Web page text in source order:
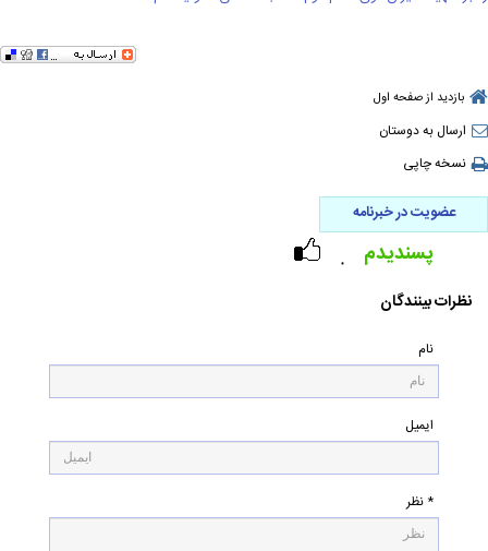
بازدید از صفحه اول
ارسال به دوستان
نسخه چاپی
عضویت در خبرنامه
۰ پسندیدم
نظرات بینندگان
نام
ایمیل
* نظر